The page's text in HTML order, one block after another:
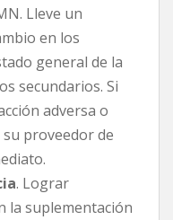
Lleve un
en los
general de la
secundarios. Si
adversa o
proveedor de
. Lograr
la suplementación